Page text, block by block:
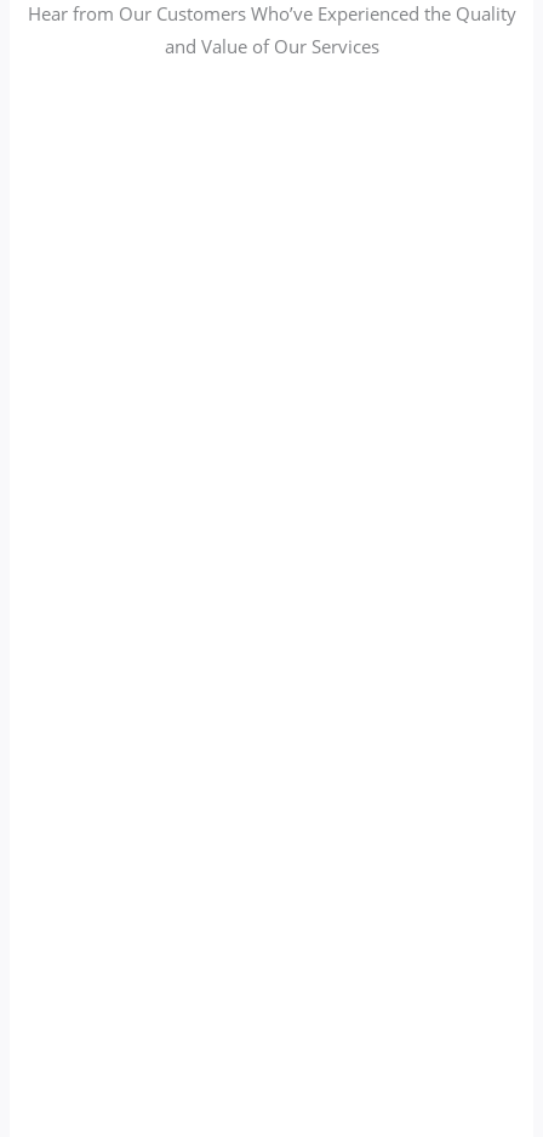
Hear from Our Customers Who’ve Experienced the Quality
and Value of Our Services